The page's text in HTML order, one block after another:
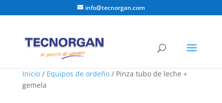
info@tecnorgan.com
Inicio/ Equipos de ordeño/ Pinza tubo de leche +
gemela